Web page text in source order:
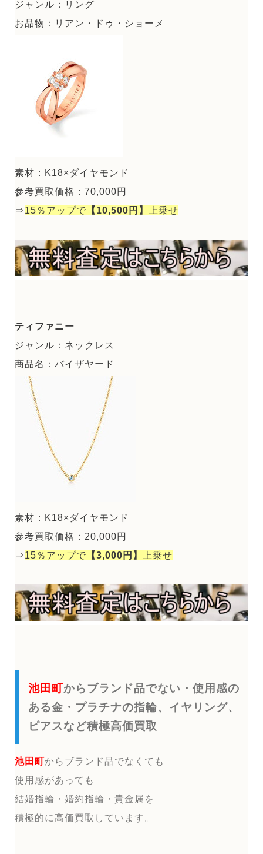
ジャンル：リング
お品物：リアン・ドゥ・ショーメ
素材：K18×ダイヤモンド
参考買取価格：70,000円
⇒15％アップで 【10,500円】 上乗せ
ティファニー
ジャンル：ネックレス
商品名：バイザヤード
素材：K18×ダイヤモンド
参考買取価格：20,000円
⇒15％アップで 【3,000円】 上乗せ
池田町からブランド品でない・使用感の
ある金・プラチナの指輪、イヤリング、
ピアスなど積極高価買取
池田町からブランド品でなくても
使用感があっても
結婚指輪・婚約指輪・貴金属を
積極的に高価買取しています。